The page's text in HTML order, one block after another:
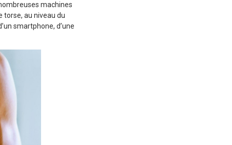
machines
torse, au niveau du
smartphone, d’une